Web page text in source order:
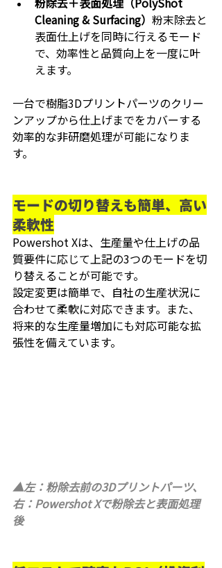
粉除去＋表面処理（PolyShot
Cleaning & Surfacing） 粉末除去と
表面仕上げを同時に行えるモード
で、効率性と品質向上を一度に叶
えます。
一台で樹脂3Dプリントパーツのクリー
ンアップから仕上げまでをカバーする
効率的な非研磨処理が可能になりま
す。
モードの切り替えも簡単、高い
柔軟性
Powershot Xは、生産量や仕上げの品
質要件に応じて上記の3つのモードを切
り替えることが可能です。
設定変更は簡単で、自社の生産状況に
合わせて柔軟に対応できます。また、
将来的な生産量増加にも対応可能な拡
張性を備えています。
▲左：粉除去前の3Dプリントパーツ、
右：Powershot Xで粉除去と表面処理
後